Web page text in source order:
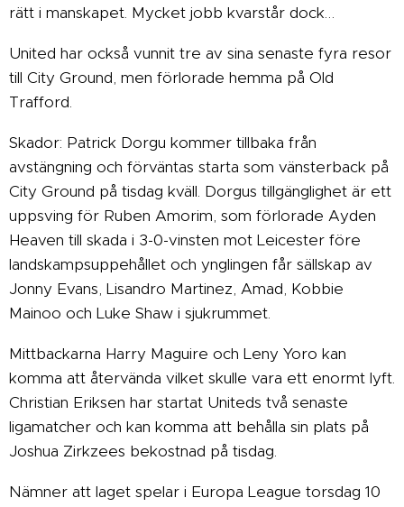
rätt i manskapet. Mycket jobb kvarstår dock…
United har också vunnit tre av sina senaste fyra resor
till City Ground, men förlorade hemma på Old
Trafford.
Skador: Patrick Dorgu kommer tillbaka från
avstängning och förväntas starta som vänsterback på
City Ground på tisdag kväll. Dorgus tillgänglighet är ett
uppsving för Ruben Amorim, som förlorade Ayden
Heaven till skada i 3-0-vinsten mot Leicester före
landskampsuppehållet och ynglingen får sällskap av
Jonny Evans, Lisandro Martinez, Amad, Kobbie
Mainoo och Luke Shaw i sjukrummet.
Mittbackarna Harry Maguire och Leny Yoro kan
komma att återvända vilket skulle vara ett enormt lyft.
Christian Eriksen har startat Uniteds två senaste
ligamatcher och kan komma att behålla sin plats på
Joshua Zirkzees bekostnad på tisdag.
Nämner att laget spelar i Europa League torsdag 10